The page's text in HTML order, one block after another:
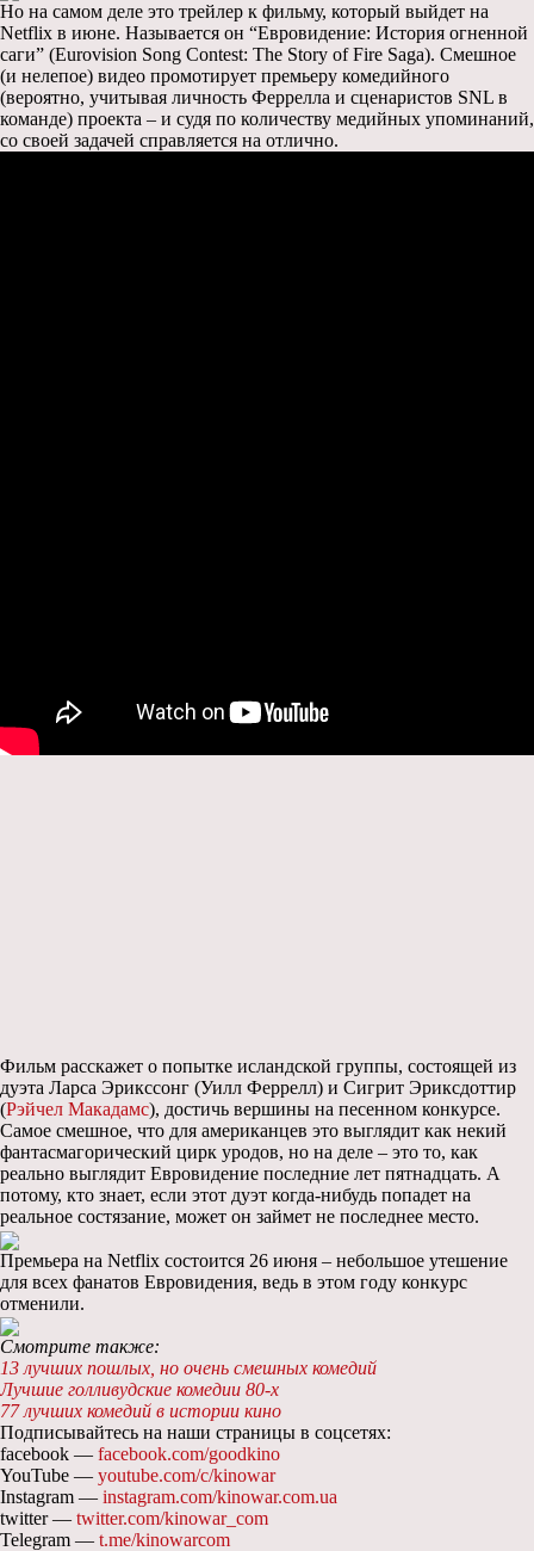
Но на самом деле это трейлер к фильму, который выйдет на
Netflix в июне. Называется он “Евровидение: История огненной
саги” (Eurovision Song Contest: The Story of Fire Saga). Смешное
(и нелепое) видео промотирует премьеру комедийного
(вероятно, учитывая личность Феррелла и сценаристов SNL в
команде) проекта – и судя по количеству медийных упоминаний,
со своей задачей справляется на отлично.
Фильм расскажет о попытке исландской группы, состоящей из
дуэта Ларса Эрикссонг (Уилл Феррелл) и Сигрит Эриксдоттир
(Рэйчел Макадамс), достичь вершины на песенном конкурсе.
Самое смешное, что для американцев это выглядит как некий
фантасмагорический цирк уродов, но на деле – это то, как
реально выглядит Евровидение последние лет пятнадцать. А
потому, кто знает, если этот дуэт когда-нибудь попадет на
реальное состязание, может он займет не последнее место.
Премьера на Netflix состоится 26 июня – небольшое утешение
для всех фанатов Евровидения, ведь в этом году конкурс
отменили.
Смотрите также:
13 лучших пошлых, но очень смешных комедий
Лучшие голливудские комедии 80-х
77 лучших комедий в истории кино
Подписывайтесь на наши страницы в соцсетях:
facebook — facebook.com/goodkino
YouTube — youtube.com/c/kinowar
Instagram — instagram.com/kinowar.com.ua
twitter — twitter.com/kinowar_com
Telegram — t.me/kinowarcom